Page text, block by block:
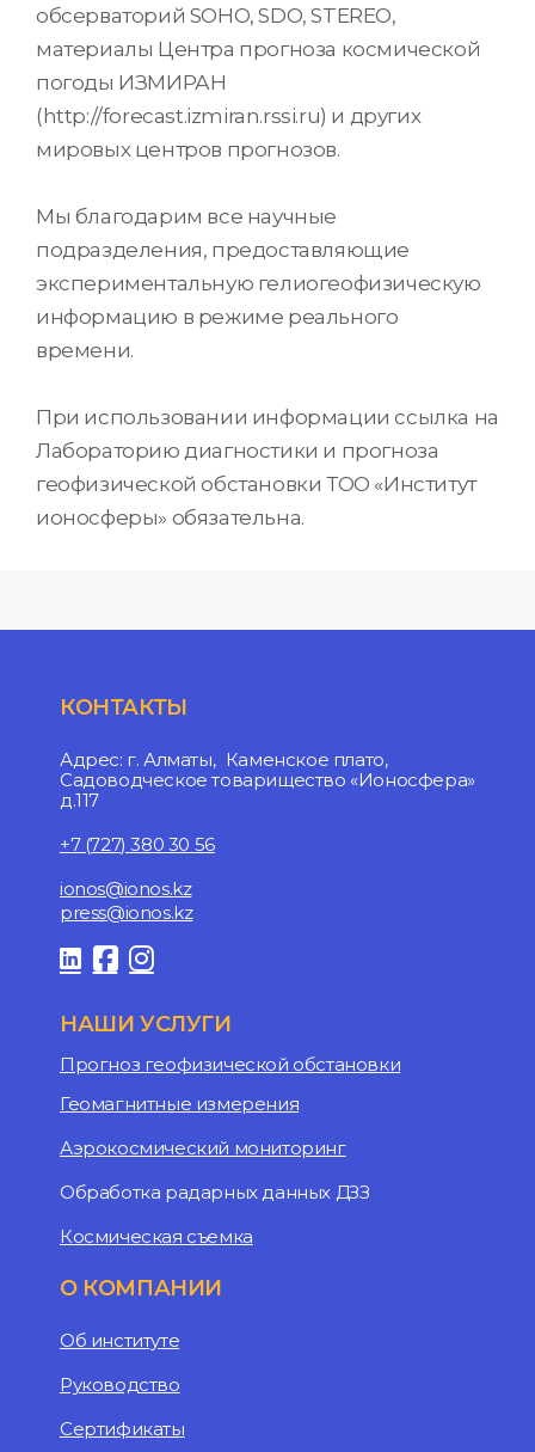
обсерваторий SOHO, SDO, STEREO,
материалы Центра прогноза космической
погоды ИЗМИРАН
(http://forecast.izmiran.rssi.ru) и других
мировых центров прогнозов.
Мы благодарим все научные
подразделения, предоставляющие
экспериментальную гелиогеофизическую
информацию в режиме реального
времени.
При использовании информации ссылка на
Лабораторию диагностики и прогноза
геофизической обстановки ТОО «Институт
ионосферы» обязательна.
КОНТАКТЫ
Адрес: г. Алматы, Каменское плато,
Садоводческое товарищество «Ионосфера»
д.117
+7 (727) 380 30 56
ionos@ionos.kz
press@ionos.kz
НАШИ УСЛУГИ
Прогноз геофизической обстановки
Геомагнитные измерения
Аэрокосмический мониторинг
Обработка радарных данных ДЗЗ
Космическая съемка
О КОМПАНИИ
Об институте
Руководство
Сертификаты